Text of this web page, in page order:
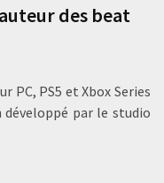
des beat
PC, PS5 et Xbox Series
développé par le studio